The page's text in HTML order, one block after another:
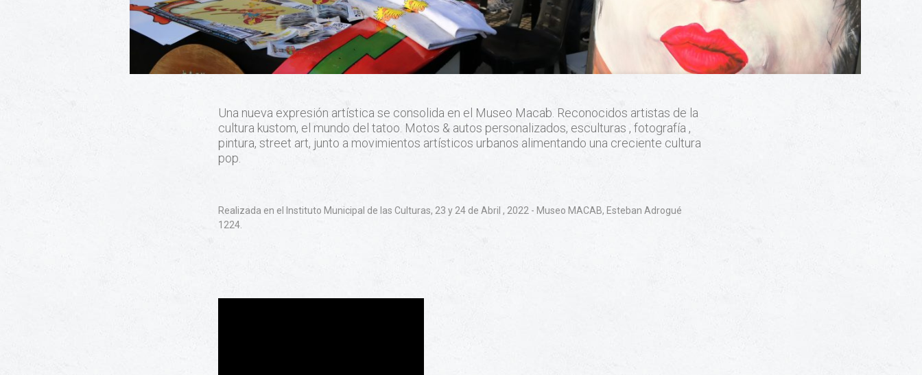
Una nueva expresión artística se consolida en el Museo Macab. Reconocidos artistas de la
cultura kustom, el mundo del tatoo. Motos & autos personalizados, esculturas , fotografía ,
pintura, street art, junto a movimientos artísticos urbanos alimentando una creciente cultura
pop.
Realizada en el Instituto Municipal de las Culturas, 23 y 24 de Abril , 2022 - Museo MACAB, Esteban Adrogué
1224.